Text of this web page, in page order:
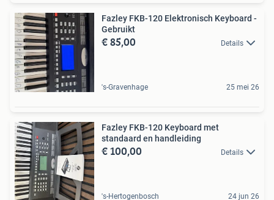
Fazley FKB-120 Elektronisch Keyboard -
Gebruikt
€ 85,00 Details
's-Gravenhage 25 mei 26
Fazley FKB-120 Keyboard met
standaard en handleiding
€ 100,00 Details
's-Hertogenbosch 24 jun 26